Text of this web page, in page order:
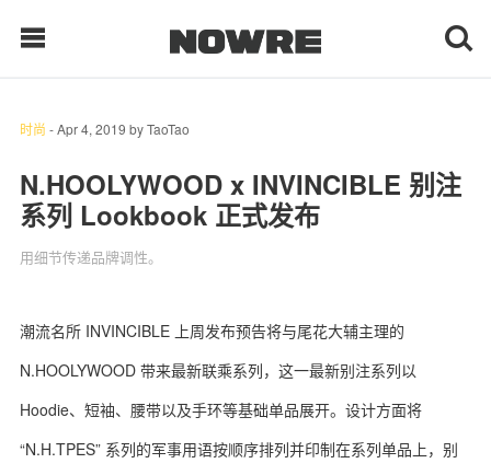
现客视点
时 尚
球 鞋
生 活
时尚 -Apr 4, 2019 byTaoTao
N.HOOLYWOOD x INVINCIBLE 别注
系列 Lookbook 正式发布
用细节传递品牌调性。
潮流名所 INVINCIBLE 上周发布预告将与尾花大辅主理的
N.HOOLYWOOD 带来最新联乘系列，这一最新别注系列以
Hoodie、短袖、腰带以及手环等基础单品展开。设计方面将
“N.H.TPES” 系列的军事用语按顺序排列并印制在系列单品上，别